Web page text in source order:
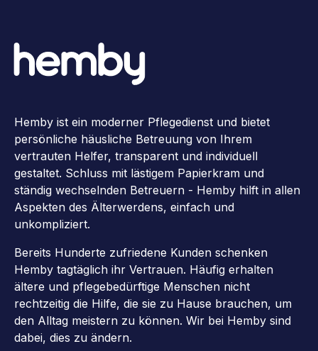
Hemby ist ein moderner Pflegedienst und bietet
persönliche häusliche Betreuung von Ihrem
vertrauten Helfer, transparent und individuell
gestaltet. Schluss mit lästigem Papierkram und
ständig wechselnden Betreuern - Hemby hilft in allen
Aspekten des Älterwerdens, einfach und
unkompliziert.
Bereits Hunderte zufriedene Kunden schenken
Hemby tagtäglich ihr Vertrauen. Häufig erhalten
ältere und pflegebedürftige Menschen nicht
rechtzeitig die Hilfe, die sie zu Hause brauchen, um
den Alltag meistern zu können. Wir bei Hemby sind
dabei, dies zu ändern.